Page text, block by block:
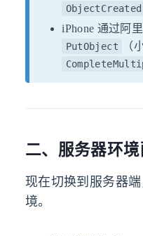
ObjectCreated
iPhone 通过阿
PutObject （
二、服务器环境
现在切换到服务器
境。